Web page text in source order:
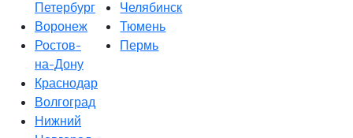
Петербург
Воронеж
Ростов-
на-Дону
Краснодар
Волгоград
Нижний
Челябинск
Тюмень
Пермь